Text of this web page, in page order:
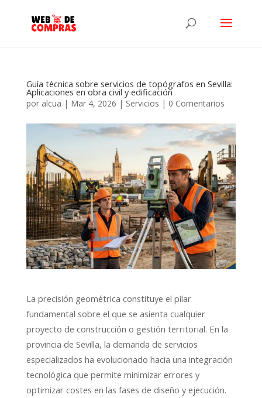
Guía técnica sobre servicios de topógrafos en Sevilla:
Aplicaciones en obra civil y edificación
por alcua | Mar 4, 2026 | Servicios | 0 Comentarios
La precisión geométrica constituye el pilar
fundamental sobre el que se asienta cualquier
proyecto de construcción o gestión territorial. En la
provincia de Sevilla, la demanda de servicios
especializados ha evolucionado hacia una integración
tecnológica que permite minimizar errores y
optimizar costes en las fases de diseño y ejecución.